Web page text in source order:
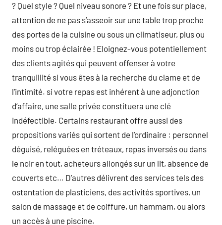
? Quel style ? Quel niveau sonore ? Et une fois sur place,
attention de ne pas s’asseoir sur une table trop proche
des portes de la cuisine ou sous un climatiseur, plus ou
moins ou trop éclairée ! Eloignez-vous potentiellement
des clients agités qui peuvent offenser à votre
tranquillité si vous êtes à la recherche du clame et de
l’intimité. si votre repas est inhérent à une adjonction
d’affaire, une salle privée constituera une clé
indéfectible. Certains restaurant offre aussi des
propositions variés qui sortent de l’ordinaire : personnel
déguisé, reléguées en tréteaux, repas inversés ou dans
le noir en tout, acheteurs allongés sur un lit, absence de
couverts etc… D’autres délivrent des services tels des
ostentation de plasticiens, des activités sportives, un
salon de massage et de coiffure, un hammam, ou alors
un accès à une piscine.